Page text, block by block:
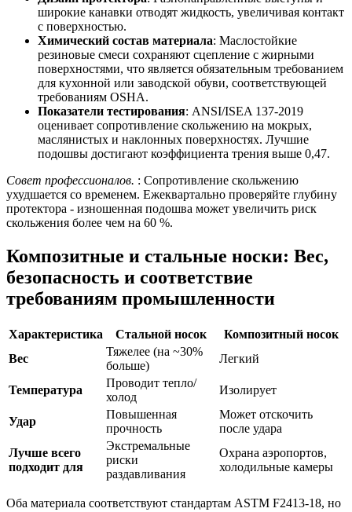
широкие канавки отводят жидкость, увеличивая контакт
с поверхностью.
Химический состав материала: Маслостойкие
резиновые смеси сохраняют сцепление с жирными
поверхностями, что является обязательным требованием
для кухонной или заводской обуви, соответствующей
требованиям OSHA.
Показатели тестирования: ANSI/ISEA 137-2019
оценивает сопротивление скольжению на мокрых,
маслянистых и наклонных поверхностях. Лучшие
подошвы достигают коэффициента трения выше 0,47.
Совет профессионалов. : Сопротивление скольжению
ухудшается со временем. Ежеквартально проверяйте глубину
протектора - изношенная подошва может увеличить риск
скольжения более чем на 60 %.
Композитные и стальные носки: Вес,
безопасность и соответствие
требованиям промышленности
Характеристика Стальной носок
Композитный носок
Вес
Тяжелее (на ~30%
больше)
Легкий
Температура
Проводит тепло/
холод
Изолирует
Удар
Повышенная
прочность
Может отскочить
после удара
Лучше всего
подходит для
Экстремальные
риски
раздавливания
Охрана аэропортов,
холодильные камеры
Оба материала соответствуют стандартам ASTM F2413-18, но